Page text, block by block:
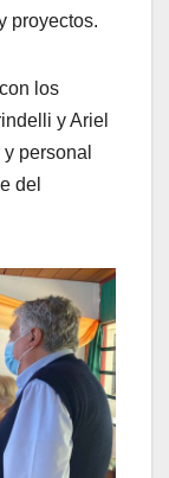
proyectos.
los
y Ariel
personal
del